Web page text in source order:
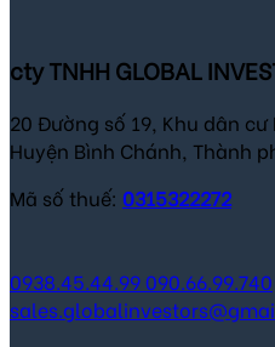
cty TNHH GLOBAL
20 Đường số 19, Khu dân
Huyện Bình Chánh, Thành
Mã số thuế: 0315322272
0938.45.44.99090.66.99.740